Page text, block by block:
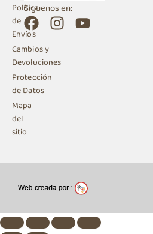
Política
de
Envíos
Cambios y
Devoluciones
Protección
de Datos
Mapa
del
sitio
Siguenos en:
F
a
c
e
b
o
o
I
n
t
Y